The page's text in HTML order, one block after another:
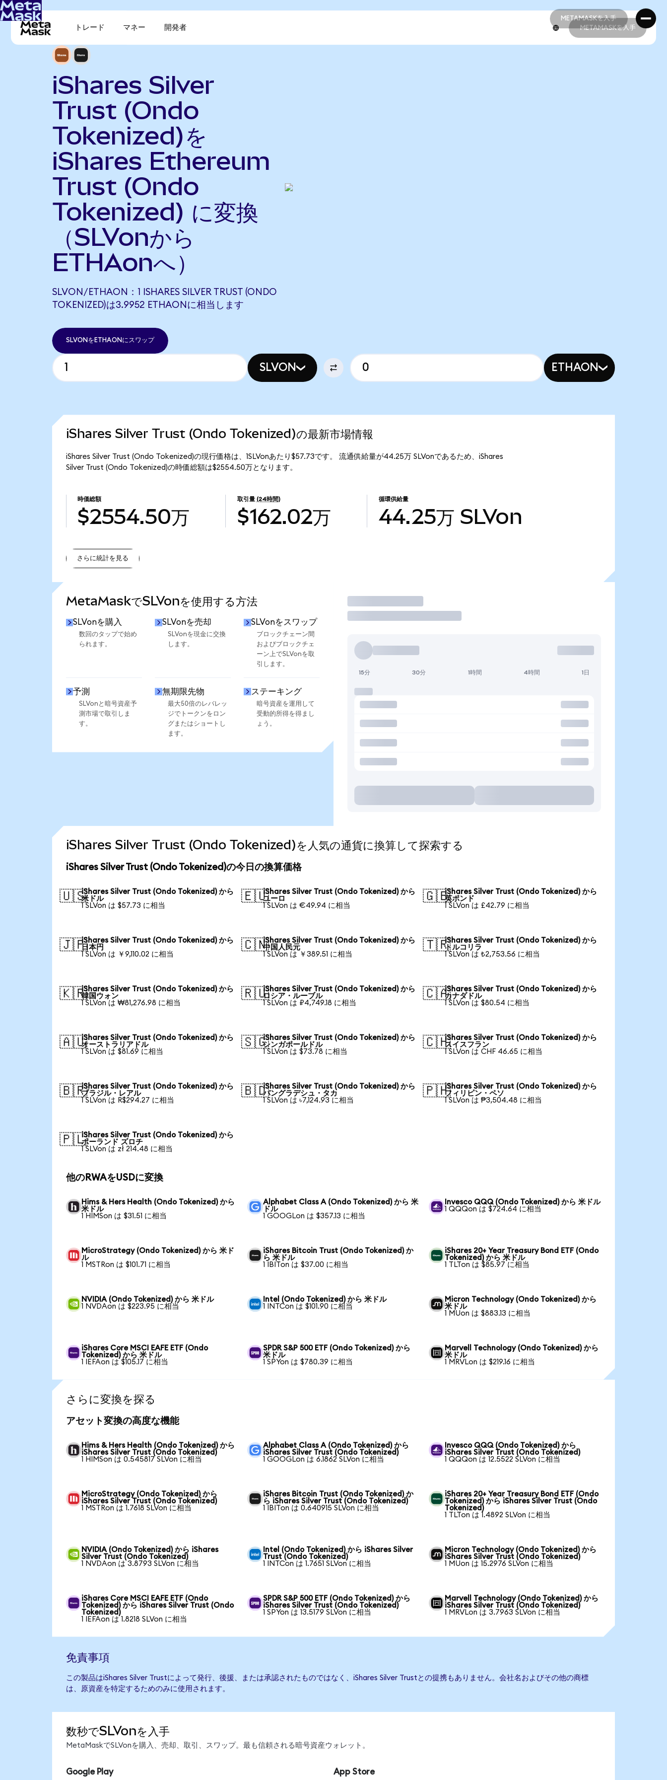
METAMASKを入手
METAMASKを入手
トレード マネー 開発者 METAMASKを入手
iShares Silver
Trust (Ondo
Tokenized)を
iShares Ethereum
Trust (Ondo
Tokenized) に変換
（SLVonから
ETHAonへ）
SLVON/ETHAON：1 ISHARES SILVER TRUST (ONDO
TOKENIZED)は3.9952 ETHAONに相当します
SLVONをETHAONにスワップ
SLVON ETHAON
iShares Silver Trust (Ondo Tokenized)の最新市場情報
iShares Silver Trust (Ondo Tokenized)の現行価格は、1SLVonあたり$57.73です。 流通供給量が44.25万 SLVonであるため、iShares
Silver Trust (Ondo Tokenized)の時価総額は$2554.50万となります。
時価総額
$2554.50万
取引量 (24時間)
$162.02万
循環供給量
44.25万 SLVon
さらに統計を見る
MetaMaskでSLVonを使用する方法
SLVonを購入
数回のタップで始め
られます。
SLVonを売却
SLVonを現金に交換
します。
SLVonをスワップ
ブロックチェーン間
およびブロックチェ
ーン上でSLVonを取
引します。
予測
SLVonと暗号資産予
測市場で取引しま
す。
無期限先物
最大50倍のレバレッ
ジでトークンをロン
グまたはショートし
ます。
ステーキング
暗号資産を運用して
受動的所得を得まし
ょう。
取引
15分 30分 1時間 4時間 1日
iShares Silver Trust (Ondo Tokenized)を人気の通貨に換算して探索する
iShares Silver Trust (Ondo Tokenized)の今日の換算価格
🇺🇸iShares Silver Trust (Ondo Tokenized) から
米ドル
1 SLVon は $57.73 に相当
🇪🇺iShares Silver Trust (Ondo Tokenized) から
ユーロ
1 SLVon は €49.94 に相当
🇬🇧iShares Silver Trust (Ondo Tokenized) から
英ポンド
1 SLVon は £42.79 に相当
🇯🇵iShares Silver Trust (Ondo Tokenized) から
日本円
1 SLVon は ￥9,110.02 に相当
🇨🇳iShares Silver Trust (Ondo Tokenized) から
中国人民元
1 SLVon は ￥389.51 に相当
🇹🇷iShares Silver Trust (Ondo Tokenized) から
トルコリラ
1 SLVon は ₺2,753.56 に相当
🇰🇷iShares Silver Trust (Ondo Tokenized) から
韓国ウォン
1 SLVon は ₩81,276.98 に相当
🇷🇺iShares Silver Trust (Ondo Tokenized) から
ロシア・ルーブル
1 SLVon は ₽4,749.18 に相当
🇨🇦iShares Silver Trust (Ondo Tokenized) から
カナダドル
1 SLVon は $80.54 に相当
🇦🇺iShares Silver Trust (Ondo Tokenized) から
オーストラリアドル
1 SLVon は $81.69 に相当
🇸🇬iShares Silver Trust (Ondo Tokenized) から
シンガポールドル
1 SLVon は $73.78 に相当
🇨🇭iShares Silver Trust (Ondo Tokenized) から
スイスフラン
1 SLVon は CHF 46.65 に相当
🇧🇷iShares Silver Trust (Ondo Tokenized) から
ブラジル・レアル
1 SLVon は R$294.27 に相当
🇧🇩iShares Silver Trust (Ondo Tokenized) から
バングラデシュ・タカ
1 SLVon は ৳7,124.93 に相当
🇵🇭iShares Silver Trust (Ondo Tokenized) から
フィリピン・ペソ
1 SLVon は ₱3,504.48 に相当
🇵🇱iShares Silver Trust (Ondo Tokenized) から
ポーランド ズロチ
1 SLVon は zł 214.48 に相当
他のRWAをUSDに変換
Hims & Hers Health (Ondo Tokenized) から
米ドル
1 HIMSon は $31.51 に相当
Alphabet Class A (Ondo Tokenized) から 米
ドル
1 GOOGLon は $357.13 に相当
Invesco QQQ (Ondo Tokenized) から 米ドル
1 QQQon は $724.64 に相当
MicroStrategy (Ondo Tokenized) から 米ド
ル
1 MSTRon は $101.71 に相当
iShares Bitcoin Trust (Ondo Tokenized) か
ら 米ドル
1 IBITon は $37.00 に相当
iShares 20+ Year Treasury Bond ETF (Ondo
Tokenized) から 米ドル
1 TLTon は $85.97 に相当
NVIDIA (Ondo Tokenized) から 米ドル
1 NVDAon は $223.95 に相当
Intel (Ondo Tokenized) から 米ドル
1 INTCon は $101.90 に相当
Micron Technology (Ondo Tokenized) から
米ドル
1 MUon は $883.13 に相当
iShares Core MSCI EAFE ETF (Ondo
Tokenized) から 米ドル
1 IEFAon は $105.17 に相当
SPDR S&P 500 ETF (Ondo Tokenized) から
米ドル
1 SPYon は $780.39 に相当
Marvell Technology (Ondo Tokenized) から
米ドル
1 MRVLon は $219.16 に相当
さらに変換を探る
アセット変換の高度な機能
Hims & Hers Health (Ondo Tokenized) から
iShares Silver Trust (Ondo Tokenized)
1 HIMSon は 0.545817 SLVon に相当
Alphabet Class A (Ondo Tokenized) から
iShares Silver Trust (Ondo Tokenized)
1 GOOGLon は 6.1862 SLVon に相当
Invesco QQQ (Ondo Tokenized) から
iShares Silver Trust (Ondo Tokenized)
1 QQQon は 12.5522 SLVon に相当
MicroStrategy (Ondo Tokenized) から
iShares Silver Trust (Ondo Tokenized)
1 MSTRon は 1.7618 SLVon に相当
iShares Bitcoin Trust (Ondo Tokenized) か
ら iShares Silver Trust (Ondo Tokenized)
1 IBITon は 0.640915 SLVon に相当
iShares 20+ Year Treasury Bond ETF (Ondo
Tokenized) から iShares Silver Trust (Ondo
Tokenized)
1 TLTon は 1.4892 SLVon に相当
NVIDIA (Ondo Tokenized) から iShares
Silver Trust (Ondo Tokenized)
1 NVDAon は 3.8793 SLVon に相当
Intel (Ondo Tokenized) から iShares Silver
Trust (Ondo Tokenized)
1 INTCon は 1.7651 SLVon に相当
Micron Technology (Ondo Tokenized) から
iShares Silver Trust (Ondo Tokenized)
1 MUon は 15.2976 SLVon に相当
iShares Core MSCI EAFE ETF (Ondo
Tokenized) から iShares Silver Trust (Ondo
Tokenized)
1 IEFAon は 1.8218 SLVon に相当
SPDR S&P 500 ETF (Ondo Tokenized) から
iShares Silver Trust (Ondo Tokenized)
1 SPYon は 13.5179 SLVon に相当
Marvell Technology (Ondo Tokenized) から
iShares Silver Trust (Ondo Tokenized)
1 MRVLon は 3.7963 SLVon に相当
免責事項
この製品はiShares Silver Trustによって発行、後援、または承認されたものではなく、iShares Silver Trustとの提携もありません。会社名およびその他の商標
は、原資産を特定するためのみに使用されます。
数秒でSLVonを入手
MetaMaskでSLVonを購入、売却、取引、スワップ。最も信頼される暗号資産ウォレット。
Google Play App Store